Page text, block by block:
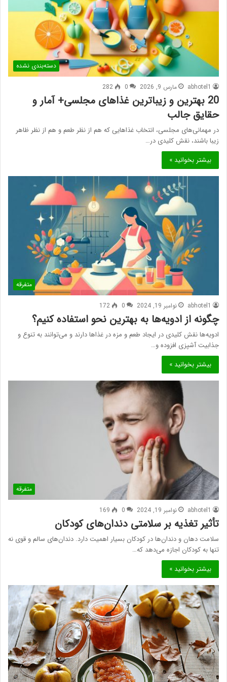
دسته‌بندی نشده
abhotel1 مارس 9, 2026 0
282
20 بهترین و زیباترین غذاهای مجلسی+ آمار و
حقایق جالب
در مهمانی‌های مجلسی، انتخاب غذاهایی که هم از نظر طعم و هم از نظر ظاهر
زیبا باشند، نقش کلیدی در…
بیشتر بخوانید »
متفرقه
abhotel1 نوامبر 19, 2024 0
172
چگونه از ادویه‌ها به بهترین نحو استفاده کنیم؟
ادویه‌ها نقش کلیدی در ایجاد طعم و مزه در غذاها دارند و می‌توانند به تنوع و
جذابیت آشپزی افزوده و…
بیشتر بخوانید »
متفرقه
abhotel1 نوامبر 19, 2024 0
169
تأثیر تغذیه بر سلامتی دندان‌های کودکان
سلامت دهان و دندان‌ها در کودکان بسیار اهمیت دارد. دندان‌های سالم و قوی نه
تنها به کودکان اجازه می‌دهد که…
بیشتر بخوانید »